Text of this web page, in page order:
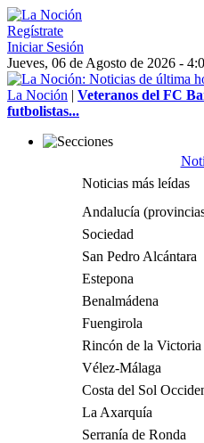
Regístrate
Iniciar Sesión
Jueves, 06 de Agosto de 2026 -
La Noción | Veteranos del FC
futbolistas...
Noticias más leídas
Andalucía
Sociedad
San Pedro Alcántara
Estepona
Benalmádena
Fuengirola
Rincón de la Victoria
Vélez-Málaga
Costa del Sol
La Axarquía
Serranía de Ronda